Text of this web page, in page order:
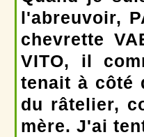
l'abreuvoir,
chevrette
VITO, il
tenait à côté
du râtelier,
mère. J'ai